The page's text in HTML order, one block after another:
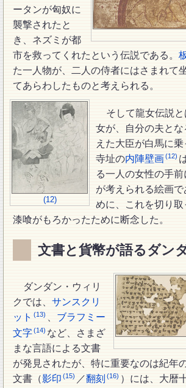
ータンが匈奴に
襲撃されたと
き、ネズミが都
市を救ってくれたという伝説である。
た一人物が、二人の侍者にはさまれて
てあらわしたものと考えられる。
(12)
そして龍女伝説
女が、自分の夫と
えた大臣が白馬に
寺址の内陣壁画(12)
る一人の女性の手
が考えられる絵画
めに、これを切り
漆喰がもろかったために断念した。
文書と貨幣が語るダン
ダンダン・ウィリ
クでは、 サンスクリ
ット (13) 、 ブラフミー
文字(14) など、さまざ
まな言語による文書
が発見されたが、特に重要なのは紀年
文書（影印 (15) ／翻刻 (16) ）には、大暦